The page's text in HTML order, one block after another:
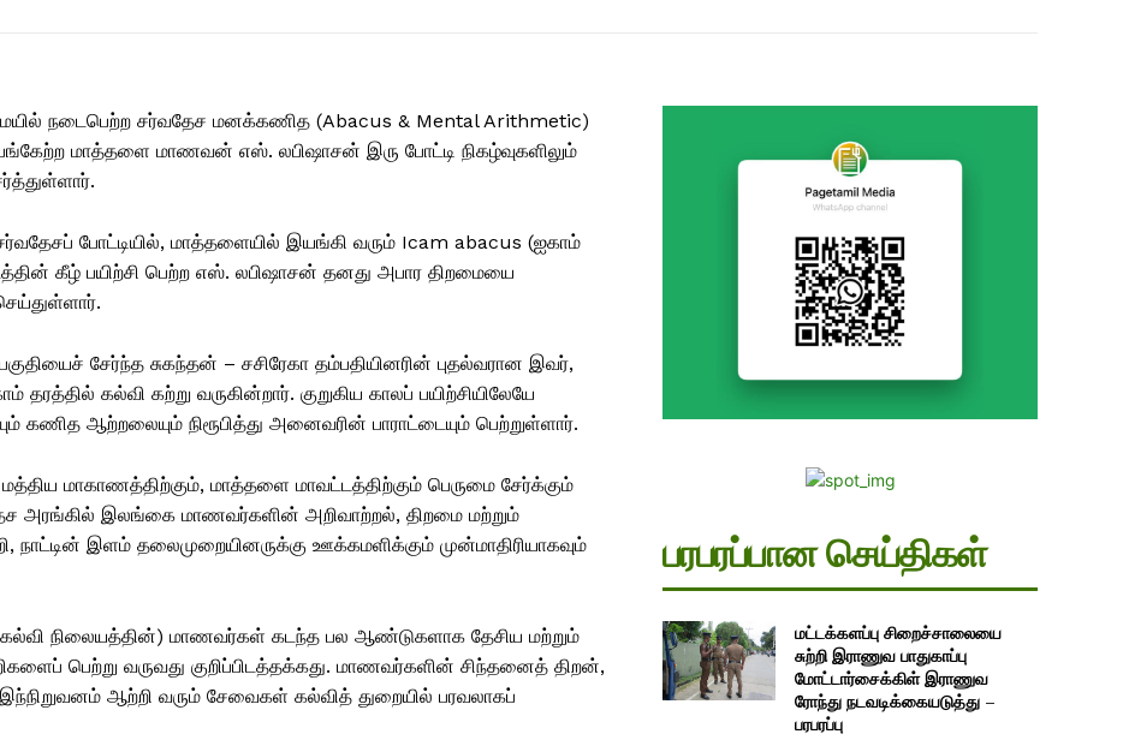
நடைபெற்ற சர்வதேச மனக்கணித (Abacus & Mental Arithmetic)
பங்கேற்ற மாத்தளை மாணவன் எஸ். லபிஷாசன் இரு போட்டி நிகழ்வுகளிலும்
போட்டியில், மாத்தளையில் இயங்கி வரும் Icam abacus (ஐகாம்
கீழ் பயிற்சி பெற்ற எஸ். லபிஷாசன் தனது அபார திறமையை
சேர்ந்த சுகந்தன் – சசிரேகா தம்பதியினரின் புதல்வரான இவர்,
கல்வி கற்று வருகின்றார். குறுகிய காலப் பயிற்சியிலேயே
ஆற்றலையும் நிரூபித்து அனைவரின் பாராட்டையும் பெற்றுள்ளார்.
மாகாணத்திற்கும், மாத்தளை மாவட்டத்திற்கும் பெருமை சேர்க்கும்
அரங்கில் இலங்கை மாணவர்களின் அறிவாற்றல், திறமை மற்றும்
இளம் தலைமுறையினருக்கு ஊக்கமளிக்கும் முன்மாதிரியாகவும்
நிலையத்தின்) மாணவர்கள் கடந்த பல ஆண்டுகளாக தேசிய மற்றும்
பெற்று வருவது குறிப்பிடத்தக்கது. மாணவர்களின் சிந்தனைத் திறன்,
ஆற்றி வரும் சேவைகள் கல்வித் துறையில் பரவலாகப்
பரபரப்பான செய்திகள்
மட்டக்களப்பு சிறைச்சாலையை
சுற்றி இராணுவ பாதுகாப்பு
மோட்டார்சைக்கிள் இராணுவ
ரோந்து நடவடிக்கையடுத்து –
பரபரப்பு